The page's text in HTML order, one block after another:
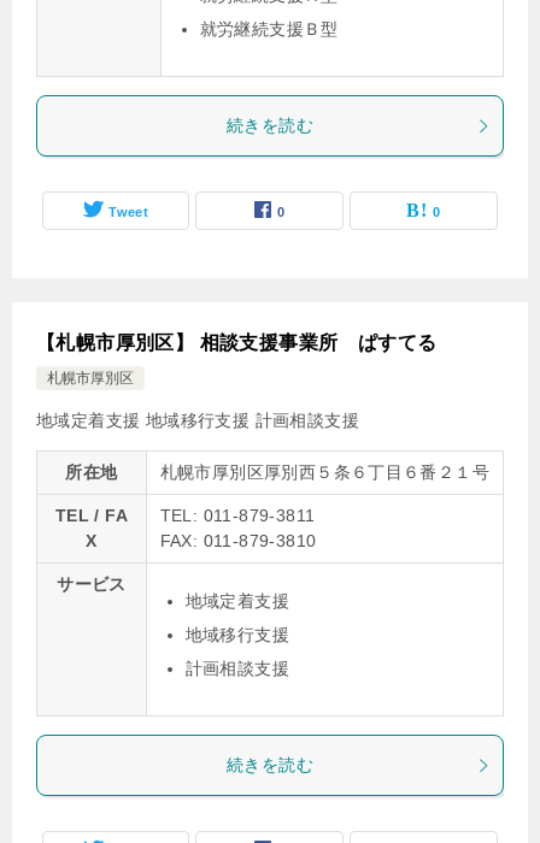
就労継続支援Ｂ型
続きを読む
Tweet 0 0
【札幌市厚別区】 相談支援事業所 ぱすてる
札幌市厚別区
地域定着支援 地域移行支援 計画相談支援
所在地 札幌市厚別区厚別西５条６丁目６番２１号
TEL / FA
X
TEL: 011-879-3811
FAX: 011-879-3810
サービス
地域定着支援
地域移行支援
計画相談支援
続きを読む